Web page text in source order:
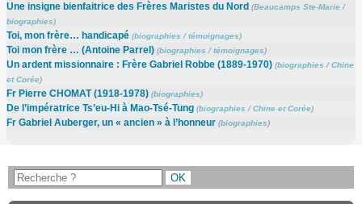
Une insigne bienfaitrice des Frères Maristes du Nord (Beaucamps Ste-Marie/
biographies)
Toi, mon frère… handicapé (biographies /témoignages)
Toi mon frère … (Antoine Parrel) (biographies /témoignages)
Un ardent missionnaire : Frère Gabriel Robbe (1889-1970) (biographies /Chine
et Corée)
Fr Pierre CHOMAT (1918-1978) (biographies)
De l’impératrice Ts’eu-Hi à Mao-Tsé-Tung (biographies /Chine et Corée)
Fr Gabriel Auberger, un « ancien » à l’honneur (biographies)